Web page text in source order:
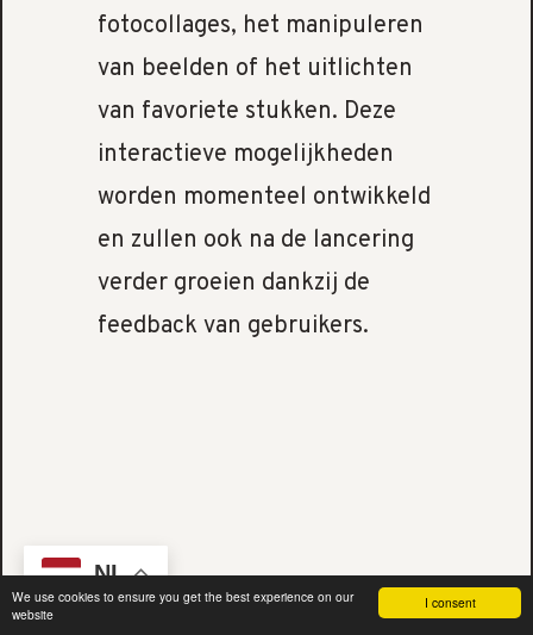
I consent
We use cookies to ensure you get the best experience on our
website
fotocollages, het manipuleren
van beelden of het uitlichten
van favoriete stukken. Deze
interactieve mogelijkheden
worden momenteel ontwikkeld
en zullen ook na de lancering
verder groeien dankzij de
feedback van gebruikers.
NL